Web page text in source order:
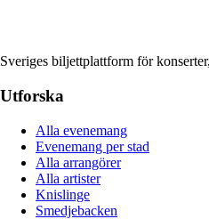
Sveriges biljettplattform för
Utforska
Alla evenemang
Evenemang per stad
Alla arrangörer
Alla artister
Knislinge
Smedjebacken